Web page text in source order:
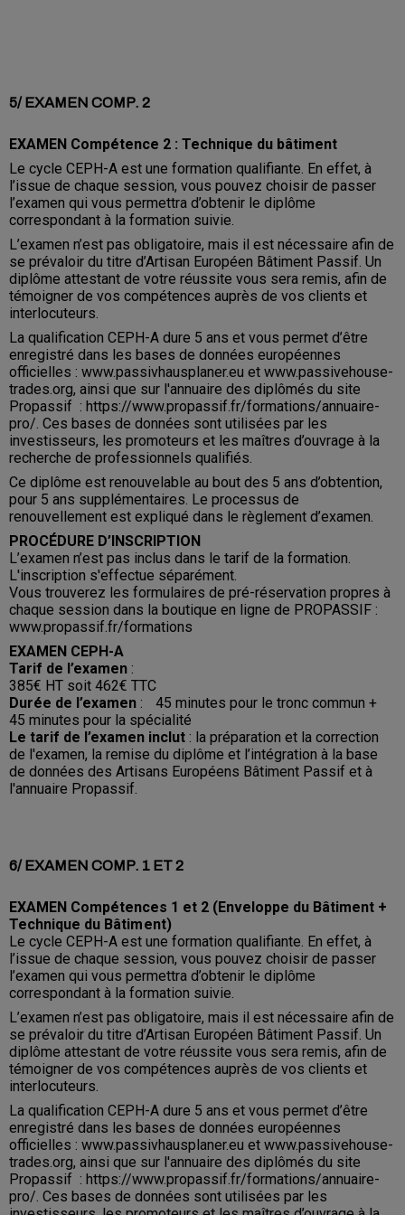
5/ EXAMEN COMP. 2
EXAMEN Compétence 2 : Technique du bâtiment
Le cycle CEPH-A est une formation qualifiante. En effet, à
l’issue de chaque session, vous pouvez choisir de passer
l’examen qui vous permettra d’obtenir le diplôme
correspondant à la formation suivie.
L’examen n’est pas obligatoire, mais il est nécessaire afin de
se prévaloir du titre d’Artisan Européen Bâtiment Passif. Un
diplôme attestant de votre réussite vous sera remis, afin de
témoigner de vos compétences auprès de vos clients et
interlocuteurs.
La qualification CEPH-A dure 5 ans et vous permet d’être
enregistré dans les bases de données européennes
officielles : www.passivhausplaner.eu et www.passivehouse-
trades.org, ainsi que sur l'annuaire des diplômés du site
Propassif : https://www.propassif.fr/formations/annuaire-
pro/. Ces bases de données sont utilisées par les
investisseurs, les promoteurs et les maîtres d’ouvrage à la
recherche de professionnels qualifiés.
Ce diplôme est renouvelable au bout des 5 ans d’obtention,
pour 5 ans supplémentaires. Le processus de
renouvellement est expliqué dans le règlement d’examen.
PROCÉDURE D’INSCRIPTION
L’examen n’est pas inclus dans le tarif de la formation.
L'inscription s'effectue séparément.
Vous trouverez les formulaires de pré-réservation propres à
chaque session dans la boutique en ligne de PROPASSIF :
www.propassif.fr/formations
EXAMEN CEPH-A
Tarif de l’examen :
385€ HT soit 462€ TTC
Durée de l’examen : 45 minutes pour le tronc commun +
45 minutes pour la spécialité
Le tarif de l’examen inclut : la préparation et la correction
de l'examen, la remise du diplôme et l’intégration à la base
de données des Artisans Européens Bâtiment Passif et à
l'annuaire Propassif.
6/ EXAMEN COMP. 1 ET 2
EXAMEN Compétences 1 et 2 (Enveloppe du Bâtiment +
Technique du Bâtiment)
Le cycle CEPH-A est une formation qualifiante. En effet, à
l’issue de chaque session, vous pouvez choisir de passer
l’examen qui vous permettra d’obtenir le diplôme
correspondant à la formation suivie.
L’examen n’est pas obligatoire, mais il est nécessaire afin de
se prévaloir du titre d’Artisan Européen Bâtiment Passif. Un
diplôme attestant de votre réussite vous sera remis, afin de
témoigner de vos compétences auprès de vos clients et
interlocuteurs.
La qualification CEPH-A dure 5 ans et vous permet d’être
enregistré dans les bases de données européennes
officielles : www.passivhausplaner.eu et www.passivehouse-
trades.org, ainsi que sur l'annuaire des diplômés du site
Propassif : https://www.propassif.fr/formations/annuaire-
pro/. Ces bases de données sont utilisées par les